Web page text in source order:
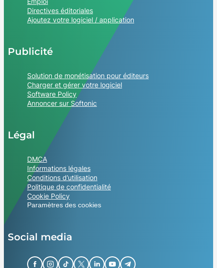
Directives éditoriales
Ajoutez votre logiciel / application
Publicité
Solution de monétisation pour éditeurs
Charger et gérer votre logiciel
Software Policy
Annoncer sur Softonic
Légal
DMCA
Informations légales
Conditions d’utilisation
Politique de confidentialité
Cookie Policy
Paramètres des cookies
Social media